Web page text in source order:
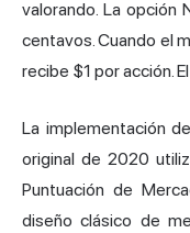
valorando. La opción
centavos. Cuando el
recibe $1 por acción.
La implementación
original de 2020
Puntuación de
diseño clásico de